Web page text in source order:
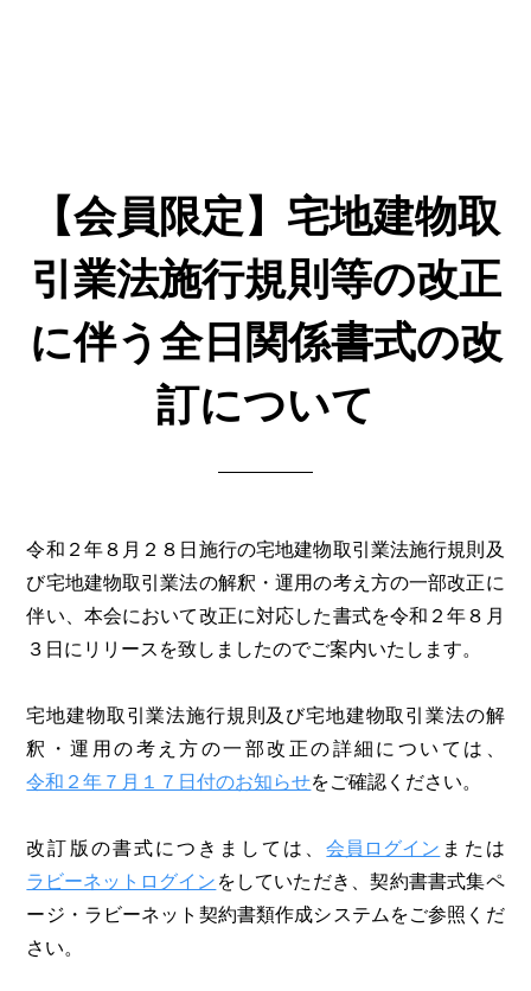
【会員限定】宅地建物取
引業法施行規則等の改正
に伴う全日関係書式の改
訂について
令和２年８月２８日施行の宅地建物取引業法施行規則及
び宅地建物取引業法の解釈・運用の考え方の一部改正に
伴い、本会において改正に対応した書式を令和２年８月
３日にリリースを致しましたのでご案内いたします。
宅地建物取引業法施行規則及び宅地建物取引業法の解
釈・運用の考え方の一部改正の詳細については、
令和２年７月１７日付のお知らせをご確認ください。
改訂版の書式につきましては、会員ログイン または
ラビーネットログイン をしていただき、契約書書式集ペ
ージ・ラビーネット契約書類作成システムをご参照くだ
さい。